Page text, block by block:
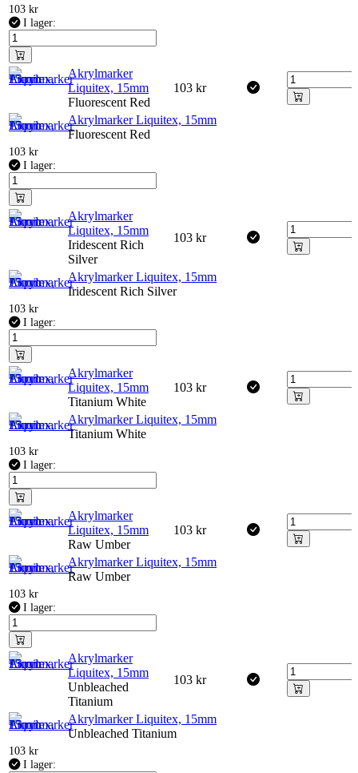
103 kr
I lager:
Akrylmarker
Liquitex, 15mm
Fluorescent Red
103 kr
Akrylmarker Liquitex, 15mm
Fluorescent Red
103 kr
I lager:
Akrylmarker
Liquitex, 15mm
Iridescent Rich
Silver
103 kr
Akrylmarker Liquitex, 15mm
Iridescent Rich Silver
103 kr
I lager:
Akrylmarker
Liquitex, 15mm
Titanium White
103 kr
Akrylmarker Liquitex, 15mm
Titanium White
103 kr
I lager:
Akrylmarker
Liquitex, 15mm
Raw Umber
103 kr
Akrylmarker Liquitex, 15mm
Raw Umber
103 kr
I lager:
Akrylmarker
Liquitex, 15mm
Unbleached
Titanium
103 kr
Akrylmarker Liquitex, 15mm
Unbleached Titanium
103 kr
I lager: